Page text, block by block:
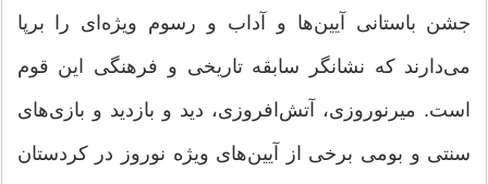
جشن باستانی آیین‌ها و آداب و رسوم ویژه‌ای را برپا
می‌دارند که نشانگر سابقه تاریخی و فرهنگی این قوم
است. میرنوروزی، آتش‌افروزی، دید و بازدید و بازی‌های
سنتی و بومی برخی از آیین‌های ویژه‌ نوروز در کردستان